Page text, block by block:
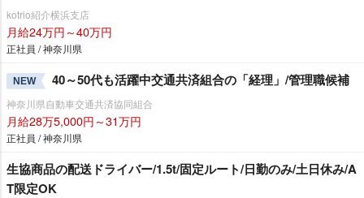
kotrio紹介横浜支店
月給24万円～40万円
正社員 / 神奈川県
NEW 40～50代も活躍中交通共済組合の「経理」/管理職候補
神奈川県自動車交通共済協同組合
月給28万5,000円～31万円
正社員 / 神奈川県
生協商品の配送ドライバー/1.5t/固定ルート/日勤のみ/土日休み/A
T限定OK